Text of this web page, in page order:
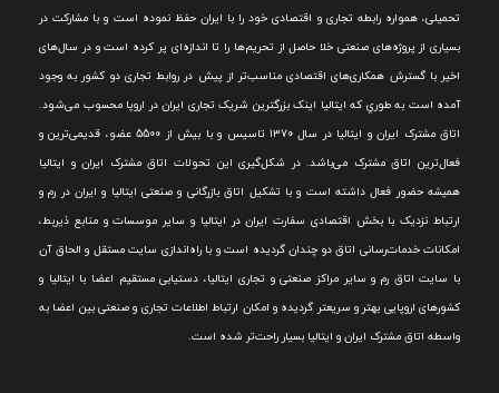
تحميلی، همواره رابطه تجاری و اقتصادی خود را با ايران حفظ نموده است و با مشارکت در
بسياری از پروژه‌های صنعتی خلا حاصل از تحريم‌ها را تا اندازه‌ای پر کرده است و در سال‌های
اخير با گسترش همکاری‌های اقتصادی مناسب‌تر از پيش در روابط تجاری دو کشور به وجود
آمده است به طوري که ايتاليا اينک بزرگترين شريک تجاری ايران در اروپا محسوب می‌شود.
اتاق مشترک ایران و ایتالیا در سال ۱۳۷۰ تاسیس و با بیش از 5500 عضو، قدیمی‌ترین و
فعال‌ترین اتاق مشترک می‌باشد.در شکل‌گيری اين تحولات اتاق مشترک ايران و ايتاليا
هميشه حضور فعال داشته است و با تشکيل اتاق بازرگانی و صنعتی ايتاليا و ايران در رم و
ارتباط نزديک با بخش اقتصادی سفارت ايران در ايتاليا و ساير موسسات و منابع ذيربط،
امکانات خدمات‌رسانی اتاق دو چندان گرديده است و با راه‌اندازی سايت مستقل و الحاق آن
با سايت اتاق رم و ساير مراکز صنعتی و تجاری ايتاليا، دستيابی مستقيم اعضا با ايتاليا و
کشورهای اروپایی بهتر و سريعتر گرديده و امکان ارتباط اطلاعات تجاری و صنعتی بين اعضا به
واسطه اتاق مشترک ایران و ایتالیا بسیار راحت‌تر شده است.